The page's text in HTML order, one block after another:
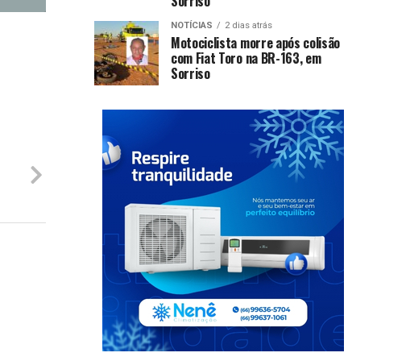
NOTÍCIAS 2 dias atrás
Motociclista morre após colisão
com Fiat Toro na BR-163, em
Sorriso